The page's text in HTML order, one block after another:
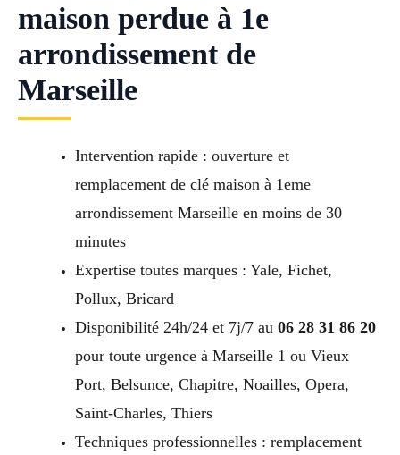
maison perdue à 1e
arrondissement de
Marseille
Intervention rapide : ouverture et
remplacement de clé maison à 1eme
arrondissement Marseille en moins de 30
minutes
Expertise toutes marques : Yale, Fichet,
Pollux, Bricard
Disponibilité 24h/24 et 7j/7 au 06 28 31 86 20
pour toute urgence à Marseille 1 ou Vieux
Port, Belsunce, Chapitre, Noailles, Opera,
Saint-Charles, Thiers
Techniques professionnelles : remplacement